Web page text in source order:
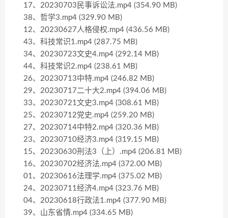
17、20230703民事诉讼法.mp4 (354.90 MB)
38、哲学3.mp4 (329.90 MB)
12、20230627人格侵权.mp4 (436.56 MB)
43、科技常识1.mp4 (287.75 MB)
34、20230723文史4.mp4 (292.14 MB)
44、科技常识2.mp4 (238.61 MB)
26、20230713中特.mp4 (246.82 MB)
29、20230717二十大2.mp4 (394.06 MB)
33、20230721文史3.mp4 (308.61 MB)
25、20230712党史.mp4 (259.20 MB)
27、20230714中特2.mp4 (320.36 MB)
23、20230710经济3.mp4 (319.15 MB)
15、20230630刑法3（上）.mp4 (206.81 MB)
16、20230702经济法.mp4 (372.00 MB)
01、20230616法理学.mp4 (375.02 MB)
24、20230711经济4.mp4 (323.76 MB)
04、20230618行政法1.mp4 (377.90 MB)
39、山东省情.mp4 (334.65 MB)